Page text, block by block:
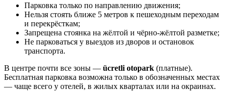
Парковка только по направлению движения;
Нельзя стоять ближе 5 метров к пешеходным переходам
и перекрёсткам;
Запрещена стоянка на жёлтой и чёрно-жёлтой разметке;
Не парковаться у выездов из дворов и остановок
транспорта.
В центре почти все зоны — ücretli otopark (платные).
Бесплатная парковка возможна только в обозначенных местах
— чаще всего у отелей, в жилых кварталах или на окраинах.